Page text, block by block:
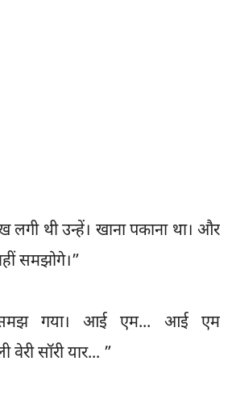
लगी थी उन्हें। खाना पकाना था। और
समझोगे।”
गया। आई एम... आई एम
वेरी सॉरी यार... ”